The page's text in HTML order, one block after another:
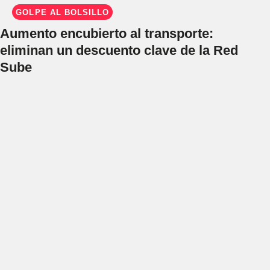
GOLPE AL BOLSILLO
Aumento encubierto al transporte:
eliminan un descuento clave de la Red
Sube